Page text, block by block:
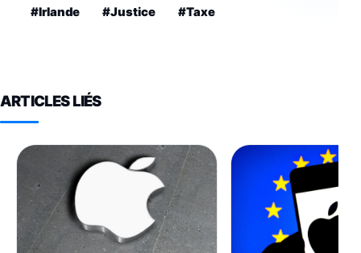
#Irlande #Justice #Taxe
ARTICLES LIÉS